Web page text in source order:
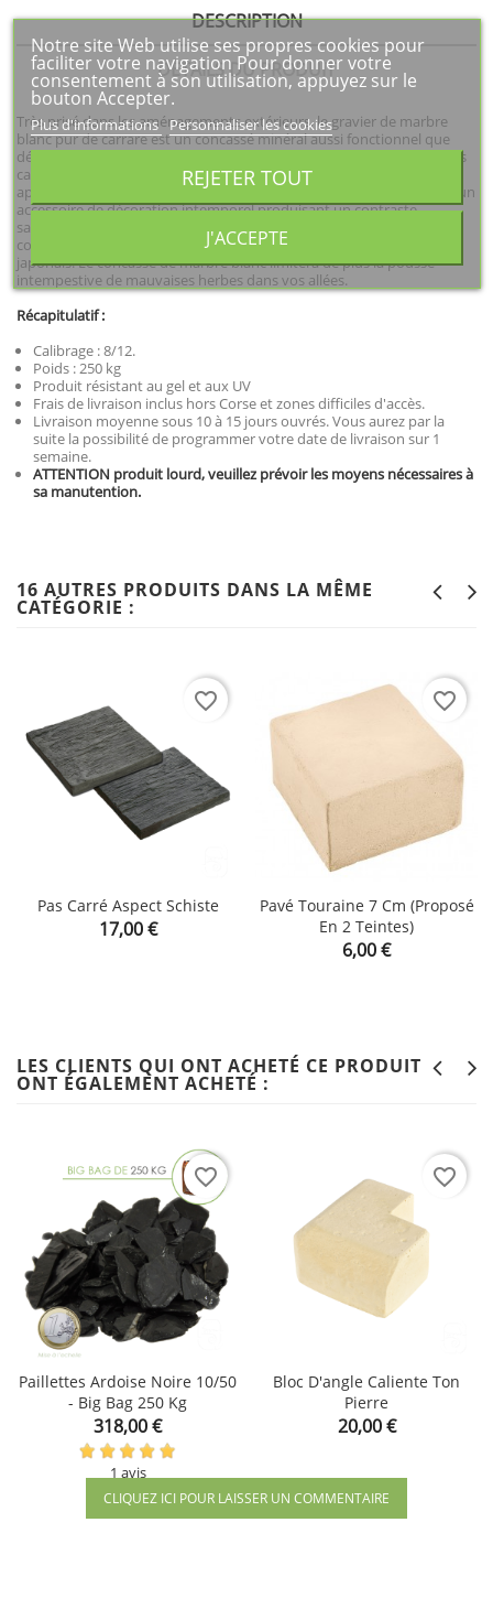
DESCRIPTION
DÉTAILS DU PRODUIT
Très prisé dans les aménagements extérieurs, le gravier de marbre
blanc pur de carrare est un concassé minéral aussi fonctionnel que
décoratif. Sa grande résistance vous permettra d'aménager des voies
carrossables particulièrement esthétique. Son blanc immaculé
apportera beaucoup de clarté à votre extérieur. Ce gravier est aussi un
accessoire de décoration intemporel produisant un contraste
saisissant avec la végétation. Associé aux paillettes d'ardoise, son
coloris blanc offrira un mariage idéal dans l'élaboration de jardin
japonais. Le concassé de marbre blanc limitera de plus la pousse
intempestive de mauvaises herbes dans vos allées.
Récapitulatif :
Calibrage : 8/12.
Poids : 250 kg
Produit résistant au gel et aux UV
Frais de livraison inclus hors Corse et zones difficiles d'accès.
Livraison moyenne sous 10 à 15 jours ouvrés. Vous aurez par la
suite la possibilité de programmer votre date de livraison sur 1
semaine.
ATTENTION produit lourd, veuillez prévoir les moyens nécessaires à
sa manutention.
16 AUTRES PRODUITS DANS LA MÊME
CATÉGORIE :
Pas Carré Aspect Schiste
Prix
17,00 €
favorite_border
Pavé Touraine 7 Cm (proposé
En 2 Teintes)
Prix
6,00 €
favorite_border
LES CLIENTS QUI ONT ACHETÉ CE PRODUIT
ONT ÉGALEMENT ACHETÉ :
Paillettes Ardoise Noire 10/50
- Big Bag 250 Kg
Prix
318,00 €
1 avis
favorite_border
Bloc D'angle Caliente Ton
Pierre
Prix
20,00 €
favorite_border
CLIQUEZ ICI POUR LAISSER UN COMMENTAIRE
Notre site Web utilise ses propres cookies pour
faciliter votre navigation Pour donner votre
consentement à son utilisation, appuyez sur le
bouton Accepter.
Plus d'informations Personnaliser les cookies
REJETER TOUT
J'ACCEPTE